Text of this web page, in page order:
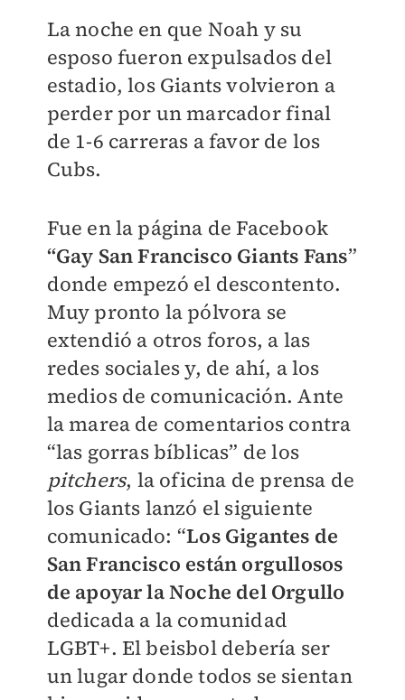
La noche en que Noah y su
esposo fueron expulsados del
estadio, los Giants volvieron a
perder por un marcador final
de 1-6 carreras a favor de los
Cubs.
Fue en la página de Facebook
“Gay San Francisco Giants Fans”
donde empezó el descontento.
Muy pronto la pólvora se
extendió a otros foros, a las
redes sociales y, de ahí, a los
medios de comunicación. Ante
la marea de comentarios contra
“las gorras bíblicas” de los
pitchers, la oficina de prensa de
los Giants lanzó el siguiente
comunicado: “Los Gigantes de
San Francisco están orgullosos
de apoyar la Noche del Orgullo
dedicada a la comunidad
LGBT+. El beisbol debería ser
un lugar donde todos se sientan